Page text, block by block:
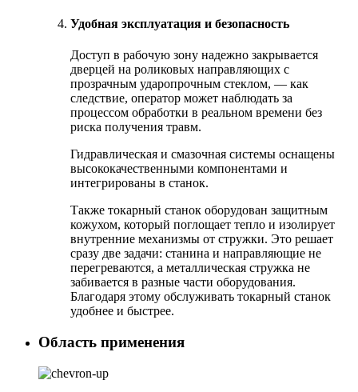
Удобная эксплуатация и безопасность
Доступ в рабочую зону надежно закрывается
дверцей на роликовых направляющих с
прозрачным ударопрочным стеклом, — как
следствие, оператор может наблюдать за
процессом обработки в реальном времени без
риска получения травм.
Гидравлическая и смазочная системы оснащены
высококачественными компонентами и
интегрированы в станок.
Также токарный станок оборудован защитным
кожухом, который поглощает тепло и изолирует
внутренние механизмы от стружки. Это решает
сразу две задачи: станина и направляющие не
перегреваются, а металлическая стружка не
забивается в разные части оборудования.
Благодаря этому обслуживать токарный станок
удобнее и быстрее.
Область применения